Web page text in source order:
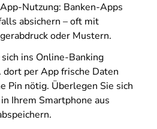
Nutzung: Banken-Apps
absichern – oft mit
oder Mustern.
sich ins Online-Banking
dort per App frische Daten
Pin nötig. Überlegen Sie sich
Ihrem Smartphone aus